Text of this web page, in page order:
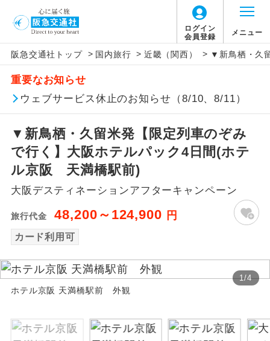
ログイン
会員登録
メニュー
阪急交通社トップ > 国内旅行 > 近畿（関西） > ▼新鳥栖・久
重要なお知らせ
ウェブサービス休止のお知らせ（8/10、8/11）
▼新鳥栖・久留米発【限定列車のぞみ
で行く】大阪ホテルパック4日間(ホテ
ル京阪 天満橋駅前)
大阪デスティネーションアフターキャンペーン
旅行代金 48,200～124,900 円
カード利用可
1/4
ホテル京阪 天満橋駅前 外観
アイコン 説明
添乗員同行
往路出発空港（駅）から復路到着空港
（駅）まで同行します。
現地添乗員同
行
現地到着空港（駅）から最終日出発空港
（駅）まで添乗員が同行します。
バスガイド乗
務
バスガイドが乗務し、車内での観光案内
があります。
新コース 初登場のコースです。
然遺産を訪ねるコースです。
絶景 絶景スポットに立ち寄るコースです。
温泉 温泉地にも宿泊するコースです。